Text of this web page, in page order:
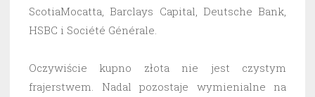
ScotiaMocatta, Barclays Capital, Deutsche Bank,
HSBC i Société Générale.
Oczywiście kupno złota nie jest czystym
frajerstwem. Nadal pozostaje wymienialne na